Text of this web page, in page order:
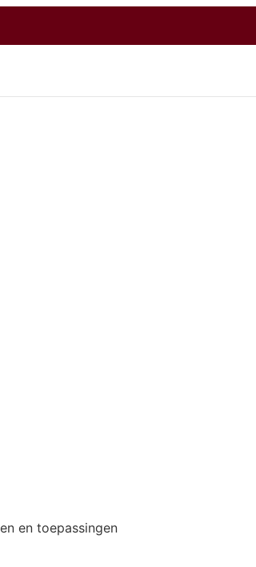
en toepassingen